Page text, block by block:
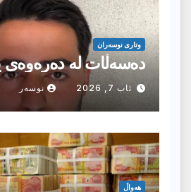
وتارى نوسەران
دەسەڵات لە دەرەوەی
ئاب 7, 2026 نوسەر
هەواڵ